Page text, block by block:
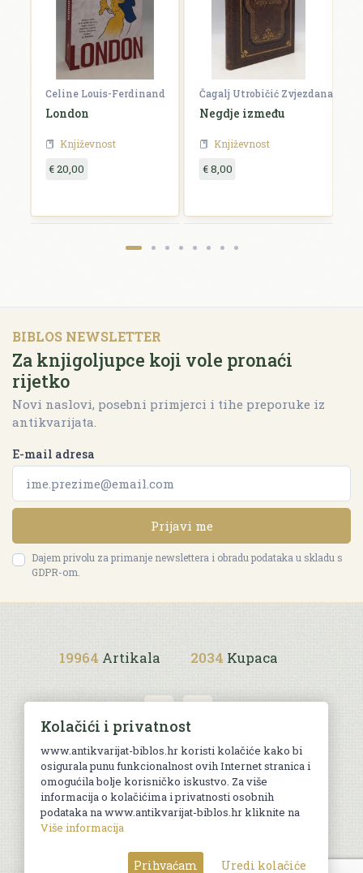
Celine Louis-Ferdinand
London
Književnost
€ 20,00
Čagalj Utrobičić Zvjezdana
Negdje između
Književnost
€ 8,00
BIBLOS NEWSLETTER
Za knjigoljupce koji vole pronaći
rijetko
Novi naslovi, posebni primjerci i tihe preporuke iz
antikvarijata.
E-mail adresa
Prijavi me
Dajem privolu za primanje newslettera i obradu podataka u skladu s
GDPR-om.
19964 Artikala 2034 Kupaca
Uvjeti kupnje
© Sva prava pridržana. Web by
Kolačići i privatnost
www.antikvarijat-biblos.hr koristi kolačiće kako bi
osigurala punu funkcionalnost ovih Internet stranica i
omogućila bolje korisničko iskustvo. Za više
informacija o kolačićima i privatnosti osobnih
podataka na www.antikvarijat-biblos.hr kliknite na
Više informacija
Prihvaćam Uredi kolačiće